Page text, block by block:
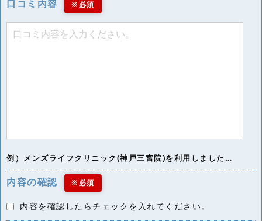
口コミ内容 ※必須
例）メンズライフクリニック(神戸三宮院)を利用しました…
内容の確認 ※必須
内容を確認したらチェックを入れてください。